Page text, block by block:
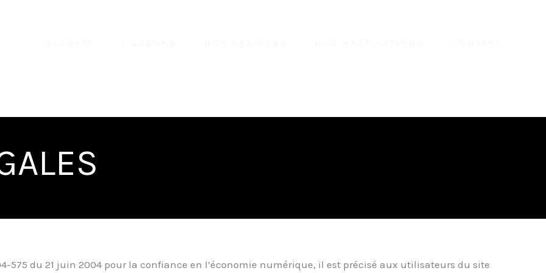
575 du 21 juin 2004 pour la confiance en l’économie numérique, il est précisé aux utilisateurs du site